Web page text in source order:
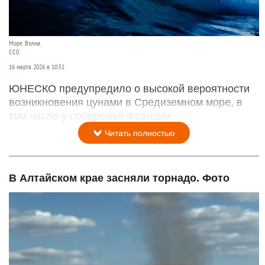
Море. Волна.
СС0
16 марта 2026 в 10:51
ЮНЕСКО предупредило о высокой вероятности
возникновения цунами в Средиземном море, в
том числе у побережья Франции.
Читать полностью
В Алтайском крае засняли торнадо. Фото